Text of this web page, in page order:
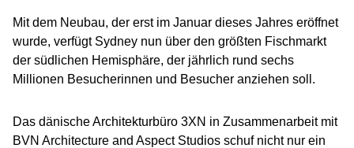
Mit dem Neubau, der erst im Januar dieses Jahres eröffnet
wurde, verfügt Sydney nun über den größten Fischmarkt
der südlichen Hemisphäre, der jährlich rund sechs
Millionen Besucherinnen und Besucher anziehen soll.
Das dänische Architekturbüro 3XN in Zusammenarbeit mit
BVN Architecture and Aspect Studios schuf nicht nur ein